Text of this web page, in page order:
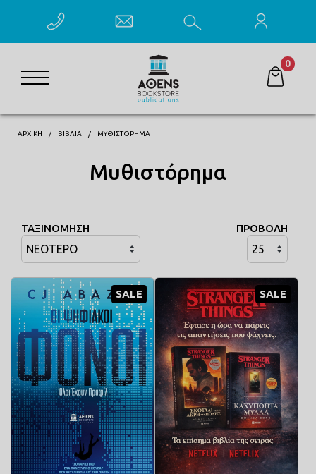
0
ΑΡΧΙΚΗ ΒΙΒΛΊΑ ΜΥΘΙΣΤΌΡΗΜΑ
Μυθιστόρημα
ΤΑΞΙΝΟΜΗΣΗ ΠΡΟΒΟΛΗ
SALE SALE